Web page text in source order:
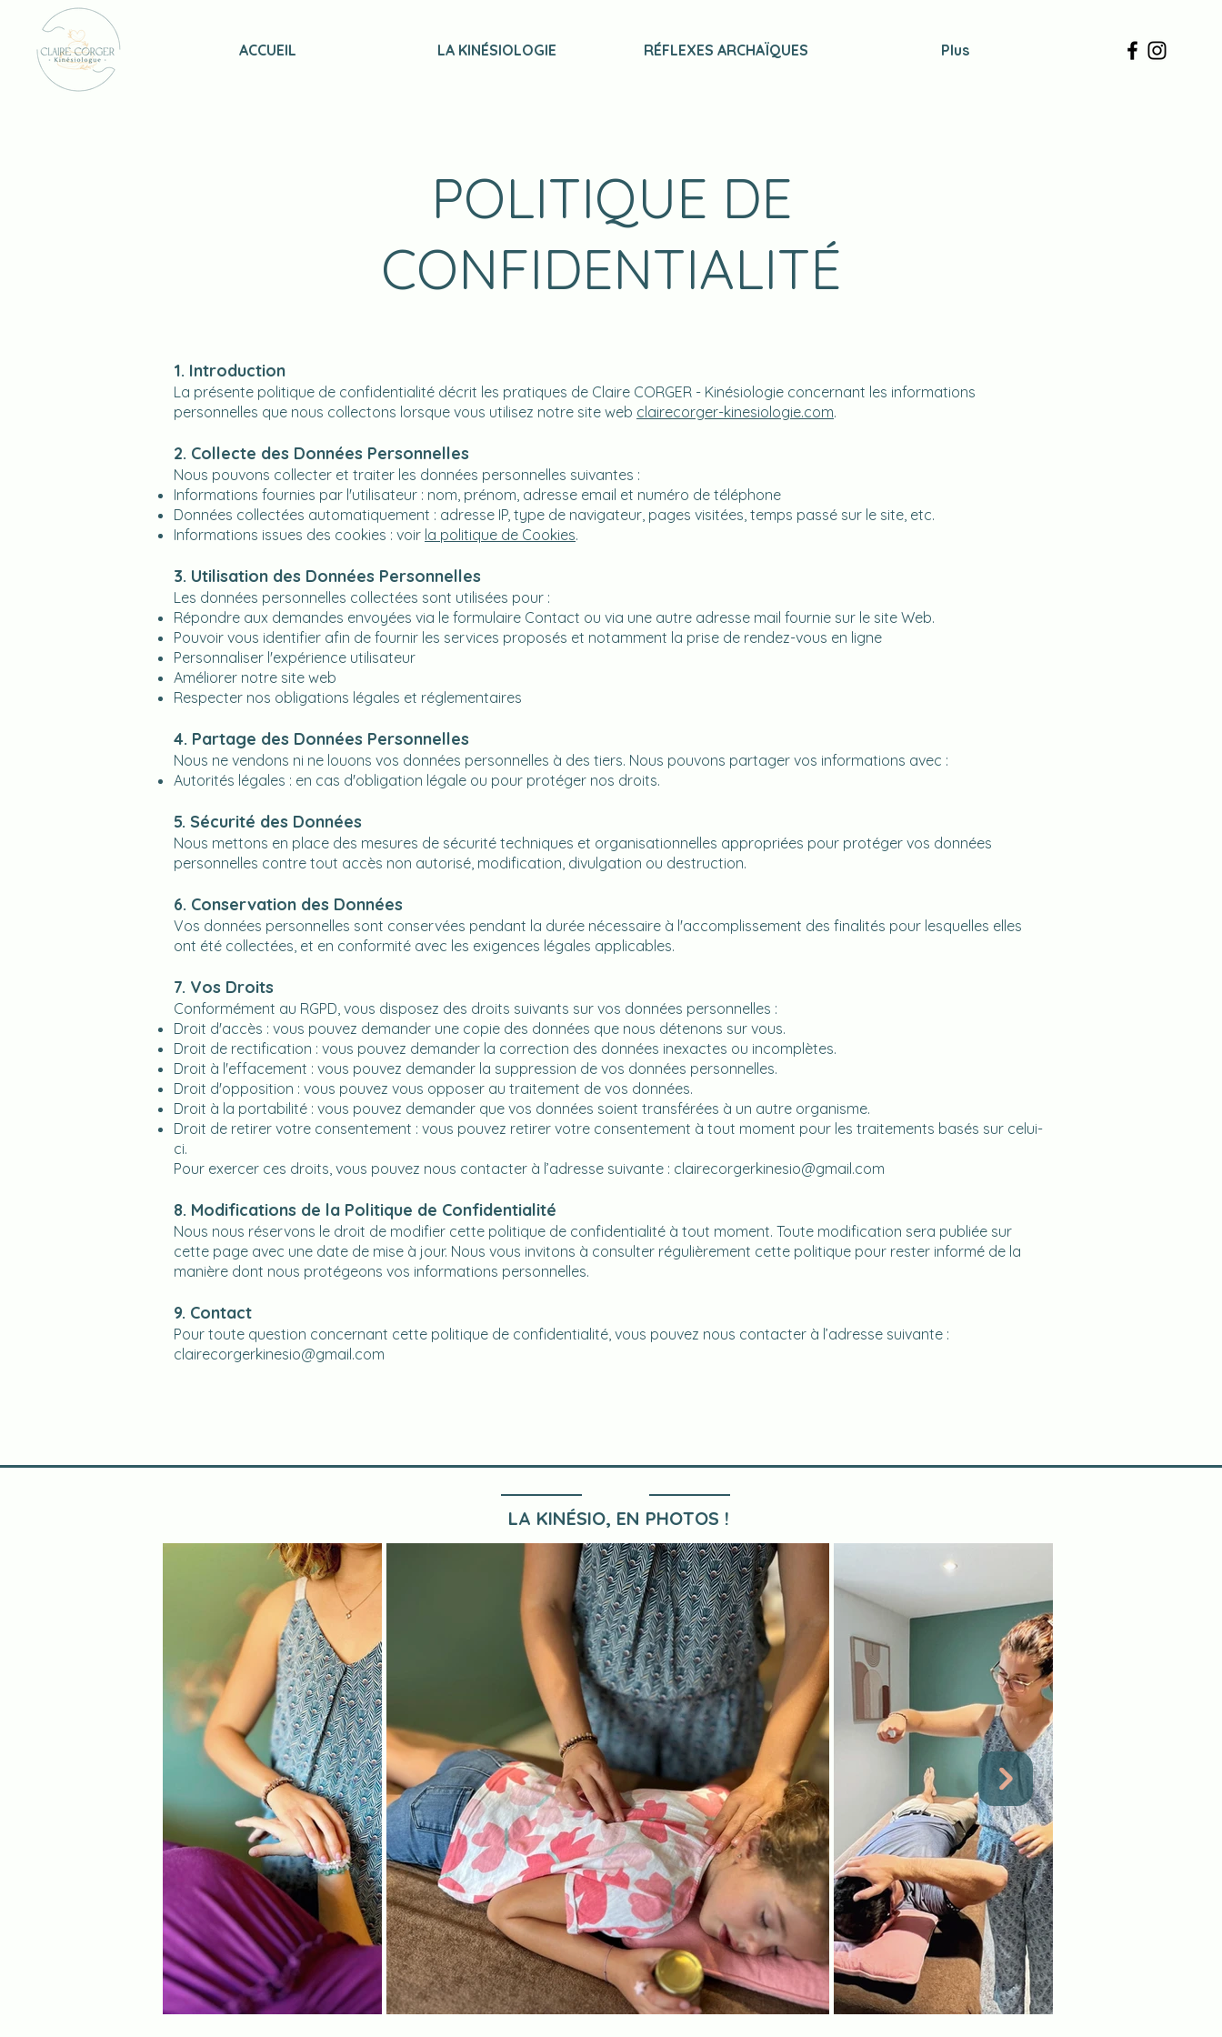
ACCUEIL LA KINÉSIOLOGIE RÉFLEXES ARCHAÏQUES Plus
POLITIQUE DE
CONFIDENTIALITÉ
1. Introduction
La présente politique de confidentialité décrit les pratiques de Claire CORGER - Kinésiologie concernant les informations
personnelles que nous collectons lorsque vous utilisez notre site web clairecorger-kinesiologie.com.
2. Collecte des Données Personnelles
Nous pouvons collecter et traiter les données personnelles suivantes :
Informations fournies par l'utilisateur : nom, prénom, adresse email et numéro de téléphone
Données collectées automatiquement : adresse IP, type de navigateur, pages visitées, temps passé sur le site, etc.
Informations issues des cookies : voir la politique de Cookies.
3. Utilisation des Données Personnelles
Les données personnelles collectées sont utilisées pour :
Répondre aux demandes envoyées via le formulaire Contact ou via une autre adresse mail fournie sur le site Web.
Pouvoir vous identifier afin de fournir les services proposés et notamment la prise de rendez-vous en ligne
Personnaliser l'expérience utilisateur
Améliorer notre site web
Respecter nos obligations légales et réglementaires
4. Partage des Données Personnelles
Nous ne vendons ni ne louons vos données personnelles à des tiers. Nous pouvons partager vos informations avec :
Autorités légales : en cas d'obligation légale ou pour protéger nos droits.
5. Sécurité des Données
Nous mettons en place des mesures de sécurité techniques et organisationnelles appropriées pour protéger vos données
personnelles contre tout accès non autorisé, modification, divulgation ou destruction.
6. Conservation des Données
Vos données personnelles sont conservées pendant la durée nécessaire à l'accomplissement des finalités pour lesquelles elles
ont été collectées, et en conformité avec les exigences légales applicables.
7. Vos Droits
Conformément au RGPD, vous disposez des droits suivants sur vos données personnelles :
Droit d'accès : vous pouvez demander une copie des données que nous détenons sur vous.
Droit de rectification : vous pouvez demander la correction des données inexactes ou incomplètes.
Droit à l'effacement : vous pouvez demander la suppression de vos données personnelles.
Droit d'opposition : vous pouvez vous opposer au traitement de vos données.
Droit à la portabilité : vous pouvez demander que vos données soient transférées à un autre organisme.
Droit de retirer votre consentement : vous pouvez retirer votre consentement à tout moment pour les traitements basés sur celui-
ci.
Pour exercer ces droits, vous pouvez nous contacter à l’adresse suivante : clairecorgerkinesio@gmail.com
8. Modifications de la Politique de Confidentialité
Nous nous réservons le droit de modifier cette politique de confidentialité à tout moment. Toute modification sera publiée sur
cette page avec une date de mise à jour. Nous vous invitons à consulter régulièrement cette politique pour rester informé de la
manière dont nous protégeons vos informations personnelles.
9. Contact
Pour toute question concernant cette politique de confidentialité, vous pouvez nous contacter à l’adresse suivante :
clairecorgerkinesio@gmail.com
LA KINÉSIO, EN PHOTOS !